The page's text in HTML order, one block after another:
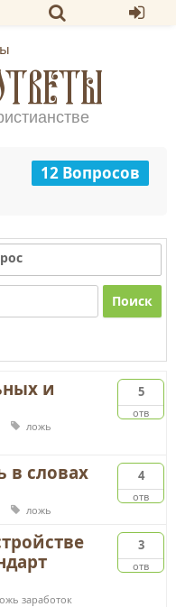
12 Вопросов
Поиск
5
отв
и
ложь
4
отв
в словах
ложь
3
отв
заработок